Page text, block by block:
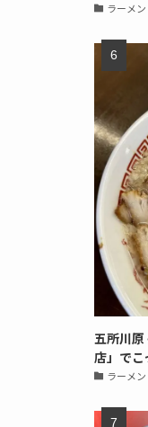
ラーメン
五所川
店」でこ
ラーメン